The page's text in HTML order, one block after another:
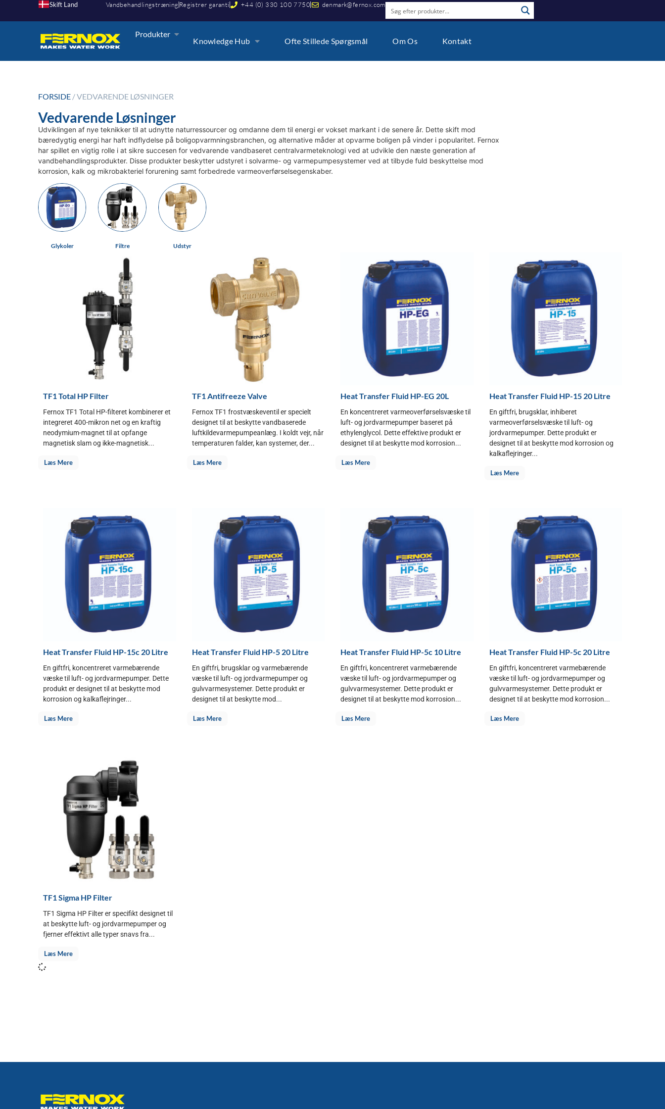
Skift Land Vandbehandlingstræning Registrer garanti +44 (0) 330 100 7750 denmark@fernox.com
Produkter
Knowledge Hub Ofte Stillede Spørgsmål Om Os Kontakt
FORSIDE / VEDVARENDE LØSNINGER
Vedvarende Løsninger
Udviklingen af nye teknikker til at udnytte naturressourcer og omdanne dem til energi er vokset markant i de senere år. Dette skift mod
bæredygtig energi har haft indflydelse på boligopvarmningsbranchen, og alternative måder at opvarme boligen på vinder i popularitet. Fernox
har spillet en vigtig rolle i at sikre succesen for vedvarende vandbaseret centralvarmeteknologi ved at udvikle den næste generation af
vandbehandlingsprodukter. Disse produkter beskytter udstyret i solvarme- og varmepumpesystemer ved at tilbyde fuld beskyttelse mod
korrosion, kalk og mikrobakteriel forurening samt forbedrede varmeoverførselsegenskaber.
Glykoler Filtre Udstyr
TF1 Total HP Filter
Fernox TF1 Total HP-filteret kombinerer et
integreret 400-mikron net og en kraftig
neodymium-magnet til at opfange
magnetisk slam og ikke-magnetisk...
Læs Mere
TF1 Antifreeze Valve
Fernox TF1 frostvæskeventil er specielt
designet til at beskytte vandbaserede
luftkildevarmepumpeanlæg. I koldt vejr, når
temperaturen falder, kan systemer, der...
Læs Mere
Heat Transfer Fluid HP-EG 20L
En koncentreret varmeoverførselsvæske til
luft- og jordvarmepumper baseret på
ethylenglycol. Dette effektive produkt er
designet til at beskytte mod korrosion...
Læs Mere
Heat Transfer Fluid HP-15 20 Litre
En giftfri, brugsklar, inhiberet
varmeoverførselsvæske til luft- og
jordvarmepumper. Dette produkt er
designet til at beskytte mod korrosion og
kalkaflejringer...
Læs Mere
Heat Transfer Fluid HP-15c 20 Litre
En giftfri, koncentreret varmebærende
væske til luft- og jordvarmepumper. Dette
produkt er designet til at beskytte mod
korrosion og kalkaflejringer...
Læs Mere
Heat Transfer Fluid HP-5 20 Litre
En giftfri, brugsklar og varmebærende
væske til luft- og jordvarmepumper og
gulvvarmesystemer. Dette produkt er
designet til at beskytte mod...
Læs Mere
Heat Transfer Fluid HP-5c 10 Litre
En giftfri, koncentreret varmebærende
væske til luft- og jordvarmepumper og
gulvvarmesystemer. Dette produkt er
designet til at beskytte mod korrosion...
Læs Mere
Heat Transfer Fluid HP-5c 20 Litre
En giftfri, koncentreret varmebærende
væske til luft- og jordvarmepumper og
gulvvarmesystemer. Dette produkt er
designet til at beskytte mod korrosion...
Læs Mere
TF1 Sigma HP Filter
TF1 Sigma HP Filter er specifikt designet til
at beskytte luft- og jordvarmepumper og
fjerner effektivt alle typer snavs fra...
Læs Mere